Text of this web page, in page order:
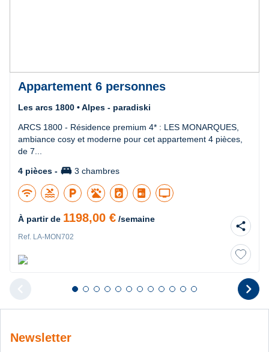
Diapositive
Appartement 6 personnes
Les arcs 1800 • Alpes - paradiski
ARCS 1800 - Résidence premium 4* : LES MONARQUES,
ambiance cosy et moderne pour cet appartement 4 pièces,
de 7...
4 pièces - king_bed 3 chambres
wifi pool local_parking local_laundry_service tv
À partir de 1198,00 € /semaine
Ref. LA-MON702
share
chevron_right
Diapositive 1 sur 12
Diapositive 2 sur 12
Diapositive 3 sur 12
Diapositive 4 sur 12
Diapositive 5 sur 12
Diapositive 6 sur 12
Diapositive 7 sur 12
Diapositive 8 sur 12
Diapositive 9 sur 12
Diapositive 10 sur 12
Diapositive 11 sur 12
Diapositive 12 sur
Newsletter